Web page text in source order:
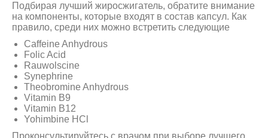
Подбирая лучший жиросжигатель, обратите внимание
на компоненты, которые входят в состав капсул. Как
правило, среди них можно встретить следующие
Caffeine Anhydrous
Folic Acid
Rauwolscine
Synephrine
Theobromine Anhydrous
Vitamin B9
Vitamin B12
Yohimbine HCl